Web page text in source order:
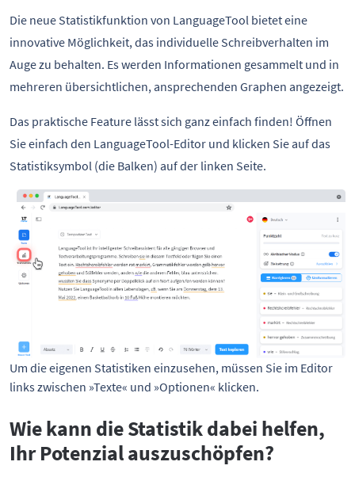
Die neue Statistikfunktion von LanguageTool bietet eine
innovative Möglichkeit, das individuelle Schreibverhalten im
Auge zu behalten. Es werden Informationen gesammelt und in
mehreren übersichtlichen, ansprechenden Graphen angezeigt.
Das praktische Feature lässt sich ganz einfach finden! Öffnen
Sie einfach den LanguageTool-Editor und klicken Sie auf das
Statistiksymbol (die Balken) auf der linken Seite.
Um die eigenen Statistiken einzusehen, müssen Sie im Editor
links zwischen »Texte« und »Optionen« klicken.
Wie kann die Statistik dabei helfen,
Ihr Potenzial auszuschöpfen?